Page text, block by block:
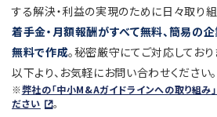
する解決・利益の実現のために日々取り組
着手金・月額報酬がすべて無料、簡易の
無料で作成。秘密厳守にてご対応しており
以下より、お気軽にお問い合わせください。
※弊社の「中小M&Aガイドラインへの取り組み
ださい
。